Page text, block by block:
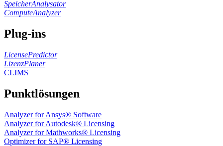
SpeicherAnalysator
ComputeAnalyzer
Plug-ins
LicensePredictor
LizenzPlaner
CLIMS
Punktlösungen
Analyzer for Ansys® Software
Analyzer for Autodesk® Licensing
Analyzer for Mathworks® Licensing
Optimizer for SAP® Licensing